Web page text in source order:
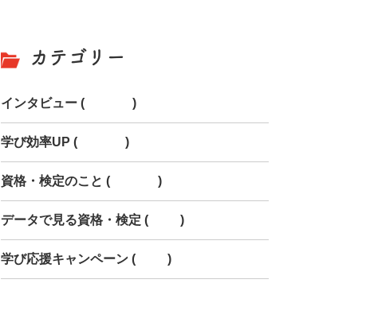
カテゴリー
インタビュー (154)
学び効率UP (268)
資格・検定のこと (150)
データで見る資格・検定 (85)
学び応援キャンペーン (78)